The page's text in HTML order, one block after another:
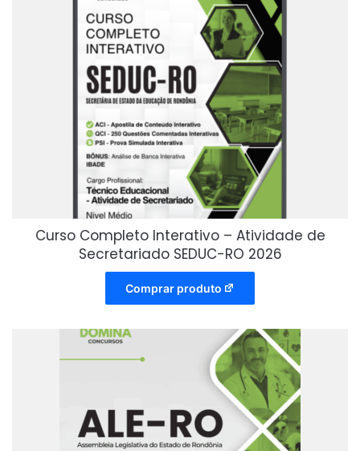
Curso Completo Interativo – Atividade de
Secretariado SEDUC-RO 2026
Comprar produto